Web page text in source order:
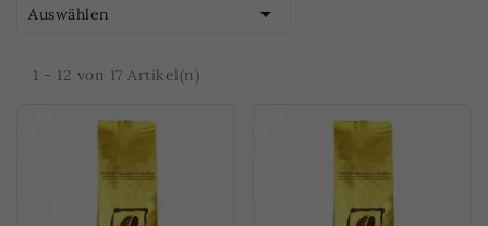
Auswählen 
1 - 12 von 17 Artikel(n)